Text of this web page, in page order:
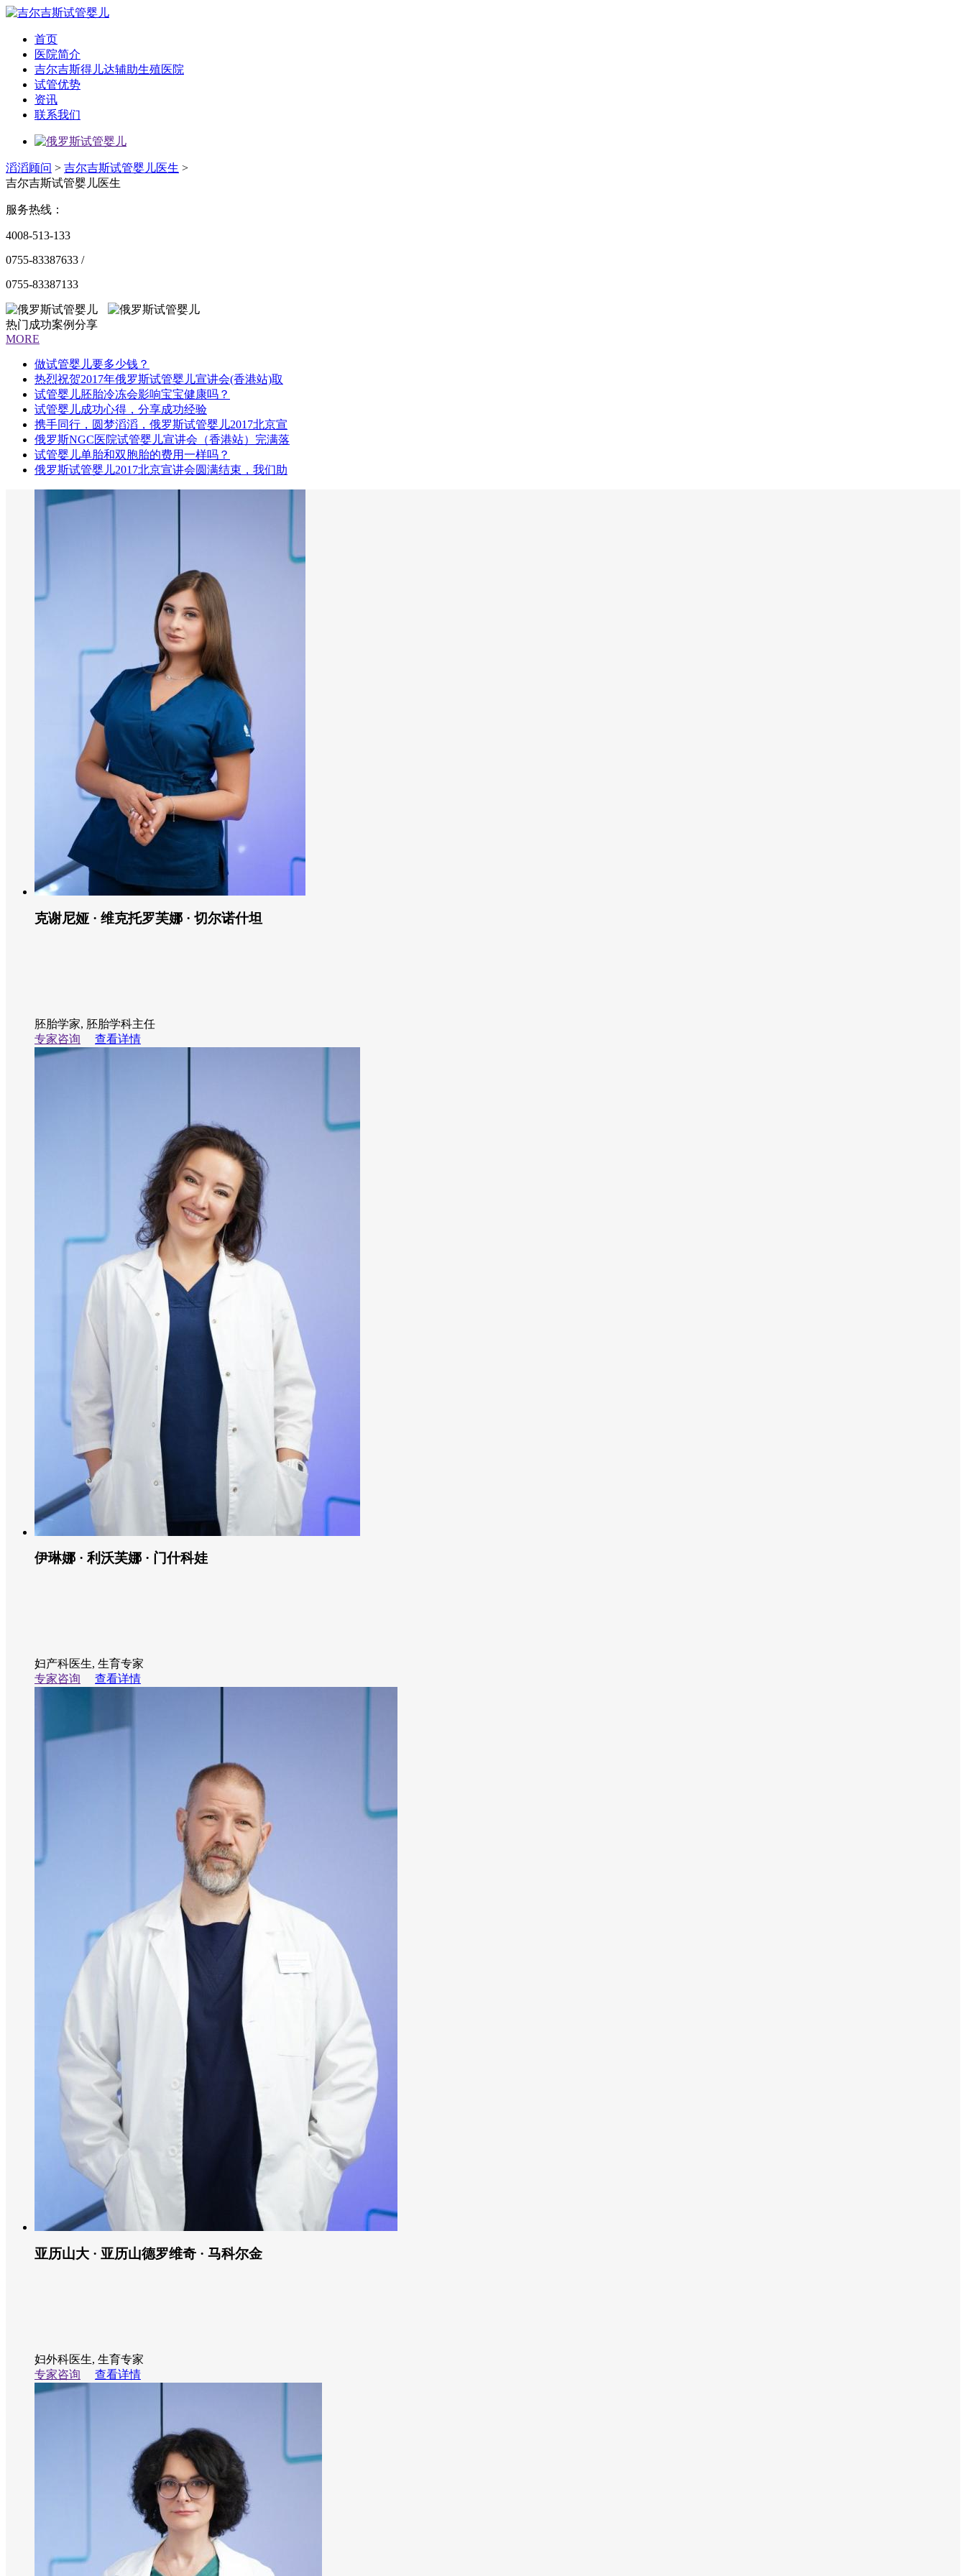
首页
医院简介
吉尔吉斯得儿达辅助生殖医院
试管优势
资讯
联系我们
滔滔顾问 > 吉尔吉斯试管婴儿医生 >
吉尔吉斯试管婴儿医生
服务热线：
4008-513-133
0755-83387633 /
0755-83387133
热门成功案例分享
MORE
做试管婴儿要多少钱？
热烈祝贺2017年俄罗斯试管婴儿宣讲会(香港站)取
试管婴儿胚胎冷冻会影响宝宝健康吗？
试管婴儿成功心得，分享成功经验
携手同行，圆梦滔滔，俄罗斯试管婴儿2017北京宣
俄罗斯NGC医院试管婴儿宣讲会（香港站）完满落
试管婴儿单胎和双胞胎的费用一样吗？
俄罗斯试管婴儿2017北京宣讲会圆满结束，我们助
克谢尼娅 · 维克托罗芙娜 · 切尔诺什坦
胚胎学家, 胚胎学科主任
专家咨询
查看详情
伊琳娜 · 利沃芙娜 · 门什科娃
妇产科医生, 生育专家
专家咨询
查看详情
亚历山大 · 亚历山德罗维奇 · 马科尔金
妇外科医生, 生育专家
专家咨询
查看详情